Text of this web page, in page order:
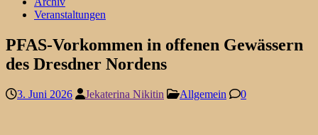
Veranstaltungen
PFAS-Vorkommen in offenen Gewässern
des Dresdner Nordens
3. Juni 2026 Jekaterina Nikitin Allgemein 0